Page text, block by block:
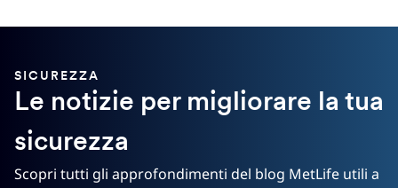
SICUREZZA
Le notizie per migliorare la tua
sicurezza
Scopri tutti gli approfondimenti del blog MetLife utili a